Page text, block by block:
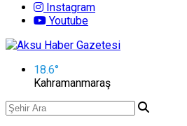
Instagram
Youtube
18.6°
Kahramanmaraş